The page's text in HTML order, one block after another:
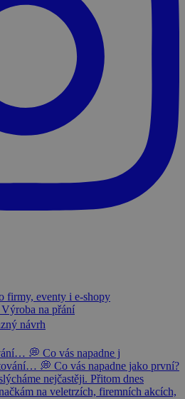
firmy, eventy i e-shopy
na přání
návrh
💭 Co vás napadne j